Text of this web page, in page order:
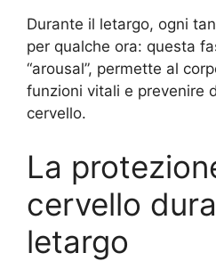
Durante il letargo, ogni
per qualche ora: questa
“arousal”, permette al
funzioni vitali e prevenire
cervello.
La
cervello
letargo